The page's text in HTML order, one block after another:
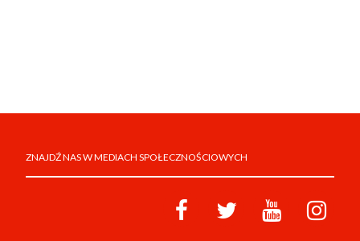
ZNAJDŹ NAS W MEDIACH SPOŁECZNOŚCIOWYCH